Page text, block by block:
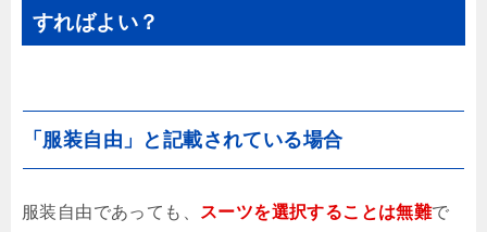
すればよい？
「服装自由」と記載されている場合
服装自由であっても、 スーツを選択することは無難で